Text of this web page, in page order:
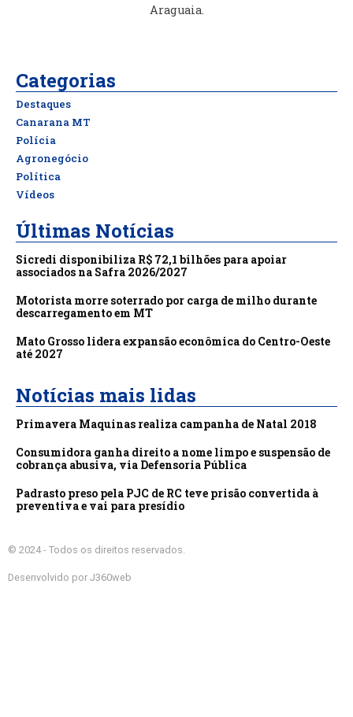
Araguaia.
Categorias
Destaques
Canarana MT
Polícia
Agronegócio
Política
Vídeos
Últimas Notícias
Sicredi disponibiliza R$ 72,1 bilhões para apoiar
associados na Safra 2026/2027
Motorista morre soterrado por carga de milho durante
descarregamento em MT
Mato Grosso lidera expansão econômica do Centro-Oeste
até 2027
Notícias mais lidas
Primavera Maquinas realiza campanha de Natal 2018
Consumidora ganha direito a nome limpo e suspensão de
cobrança abusiva, via Defensoria Pública
Padrasto preso pela PJC de RC teve prisão convertida à
preventiva e vai para presídio
© 2024 - Todos os direitos reservados.
Desenvolvido por J360web